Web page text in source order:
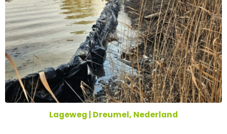
Lageweg | Dreumel, Nederland